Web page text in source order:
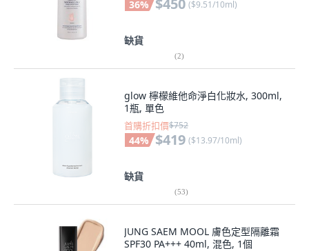
36% $450 ($9.51/10ml)
缺貨
(2)
glow 檸檬維他命淨白化妝水, 300ml,
1瓶, 單色
首購折扣價$752
44% $419 ($13.97/10ml)
缺貨
(53)
JUNG SAEM MOOL 膚色定型隔離霜
SPF30 PA+++ 40ml, 混色, 1個